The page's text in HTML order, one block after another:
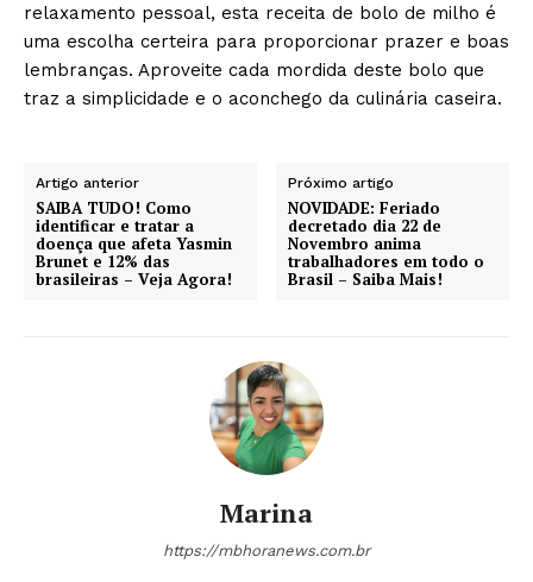
relaxamento pessoal, esta receita de bolo de milho é
uma escolha certeira para proporcionar prazer e boas
lembranças. Aproveite cada mordida deste bolo que
traz a simplicidade e o aconchego da culinária caseira.
Artigo anterior
SAIBA TUDO! Como
identificar e tratar a
doença que afeta Yasmin
Brunet e 12% das
brasileiras – Veja Agora!
Próximo artigo
NOVIDADE: Feriado
decretado dia 22 de
Novembro anima
trabalhadores em todo o
Brasil – Saiba Mais!
Marina
https://mbhoranews.com.br